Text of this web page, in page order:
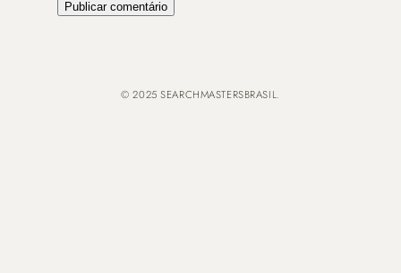
© 2025 SEARCHMASTERSBRASIL.